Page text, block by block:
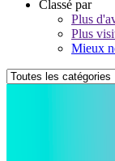
Classé par
Plus
Plus
Mieux